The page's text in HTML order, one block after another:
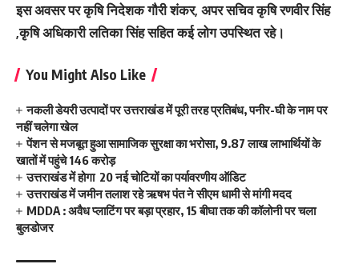
इस अवसर पर कृषि निदेशक गौरी शंकर, अपर सचिव कृषि रणवीर सिंह
,कृषि अधिकारी लतिका सिंह सहित कई लोग उपस्थित रहे।
You Might Also Like
नकली डेयरी उत्पादों पर उत्तराखंड में पूरी तरह प्रतिबंध, पनीर-घी के नाम पर
नहीं चलेगा खेल
पेंशन से मजबूत हुआ सामाजिक सुरक्षा का भरोसा, 9.87 लाख लाभार्थियों के
खातों में पहुंचे 146 करोड़
उत्तराखंड में होगा 20 नई चोटियों का पर्यावरणीय ऑडिट
उत्तराखंड में जमीन तलाश रहे ऋषभ पंत ने सीएम धामी से मांगी मदद
MDDA : अवैध प्लाटिंग पर बड़ा प्रहार, 15 बीघा तक की कॉलोनी पर चला
बुलडोजर